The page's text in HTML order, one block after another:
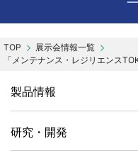
展示会情報一覧
「メンテナンス・レジリエンス
製品情報
研究・開発